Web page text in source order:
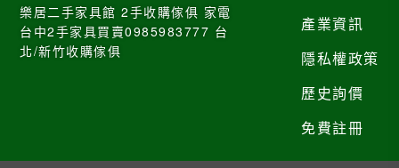
樂居二手家具館 2手收購傢俱 家電
台中2手家具買賣0985983777 台
北/新竹收購傢俱
產業資訊
隱私權政策
歷史詢價
免費註冊